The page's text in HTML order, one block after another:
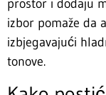
prostor i dodaju
izbor pomaže da
izbjegavajući
tonove.